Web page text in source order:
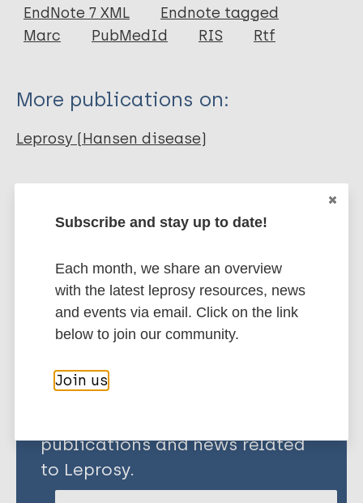
EndNote 7 XML
Endnote tagged
Marc
PubMedId RIS Rtf
More publications on:
Leprosy (Hansen disease)
Nigeria
Share this page:
publications and news related
to Leprosy.
Subscribe and stay up to date!
Each month, we share an overview
with the latest leprosy resources, news
and events via email. Click on the link
below to join our community.
Join us